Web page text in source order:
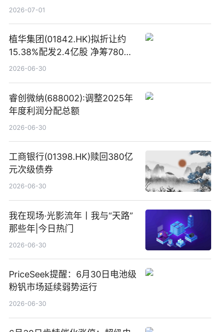
2026-07-01
植华集团(01842.HK)拟折让约
15.38%配发2.4亿股 净筹780万
港元
2026-06-30
睿创微纳(688002):调整2025年
年度利润分配总额
2026-06-30
工商银行(01398.HK)赎回380亿
元次级债券
2026-06-30
我在现场·光影流年丨我与“天路”
那些年|今日热门
2026-06-30
PriceSeek提醒：6月30日电池级
粉钒市场延续弱势运行
2026-06-30